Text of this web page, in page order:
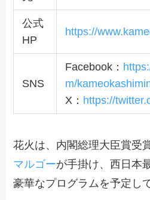
公式
HP
https://
SNS
Facebook：
m/
X： https://
花火は、内閣総理大臣賞受
マルゴーが手掛け、西日本
豪華なプログラムを予定し